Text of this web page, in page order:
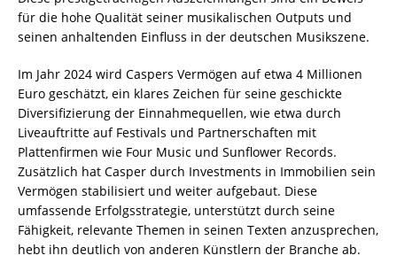
für die hohe Qualität seiner musikalischen Outputs und
seinen anhaltenden Einfluss in der deutschen Musikszene.
Im Jahr 2024 wird Caspers Vermögen auf etwa 4 Millionen
Euro geschätzt, ein klares Zeichen für seine geschickte
Diversifizierung der Einnahmequellen, wie etwa durch
Liveauftritte auf Festivals und Partnerschaften mit
Plattenfirmen wie Four Music und Sunflower Records.
Zusätzlich hat Casper durch Investments in Immobilien sein
Vermögen stabilisiert und weiter aufgebaut. Diese
umfassende Erfolgsstrategie, unterstützt durch seine
Fähigkeit, relevante Themen in seinen Texten anzusprechen,
hebt ihn deutlich von anderen Künstlern der Branche ab.